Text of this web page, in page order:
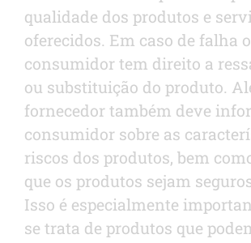
qualidade dos produtos e
oferecidos. Em caso de falha
consumidor tem direito a
ou substituição do produto.
fornecedor também deve
consumidor sobre as
riscos dos produtos, bem
que os produtos sejam
Isso é especialmente
se trata de produtos que